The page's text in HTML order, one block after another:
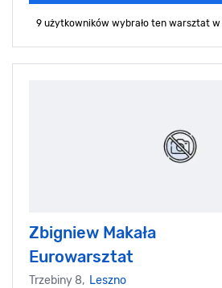
9 użytkowników wybrało ten warsztat w
Zbigniew Makała
Eurowarsztat
Trzebiny 8, Leszno